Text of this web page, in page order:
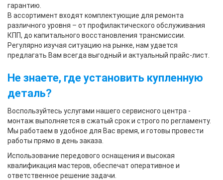
гарантию.
В ассортимент входят комплектующие для ремонта
различного уровня – от профилактического обслуживания
КПП, до капитального восстановления трансмиссии.
Регулярно изучая ситуацию на рынке, нам удается
предлагать Вам всегда выгодный и актуальный прайс-лист.
Не знаете, где установить купленную
деталь?
Воспользуйтесь услугами нашего сервисного центра -
монтаж выполняется в сжатый срок и строго по регламенту.
Мы работаем в удобное для Вас время, и готовы провести
работы прямо в день заказа.
Использование передового оснащения и высокая
квалификация мастеров, обеспечат оперативное и
ответственное решение задачи.